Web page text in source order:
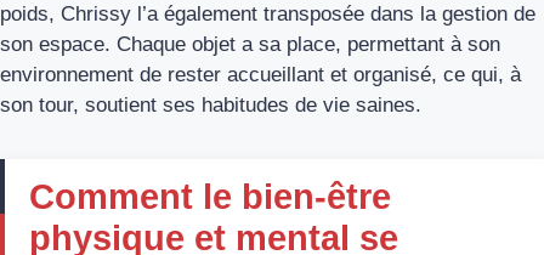
poids, Chrissy l’a également transposée dans la gestion de
son espace. Chaque objet a sa place, permettant à son
environnement de rester accueillant et organisé, ce qui, à
son tour, soutient ses habitudes de vie saines.
Comment le bien-être
physique et mental se